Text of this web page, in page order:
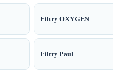
Filtry OXYGEN
Filtry Paul